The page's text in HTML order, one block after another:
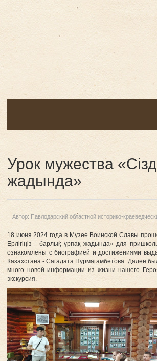
Урок мужества
жадында»
Автор: Павлодарский областной историко-
18 июня 2024 года в Музее Воинской Славы
Ерлігіңіз - барлық ұрпақ жадында» для
ознакомлены с биографией и достижениями
Казахстана - Сагадата Нурмагамбетова. Далее
много новой информации из жизни нашего
экскурсия.